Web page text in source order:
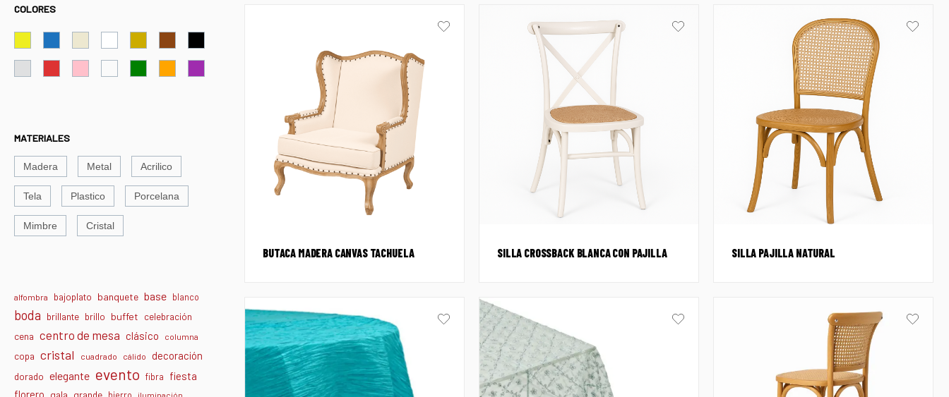
COLORES
MATERIALES
Madera Metal Acrilico
Tela Plastico Porcelana
Mimbre Cristal
alfombra bajoplato banquete base blanco
boda brillante brillo buffet celebración
cena centro de mesa clásico columna
copa cristal cuadrado cálido decoración
dorado elegante evento fibra fiesta
florero gala grande iluminación
BUTACA MADERA CANVAS TACHUELA SILLA CROSSBACK BLANCA CON PAJILLA SILLA PAJILLA NATURAL